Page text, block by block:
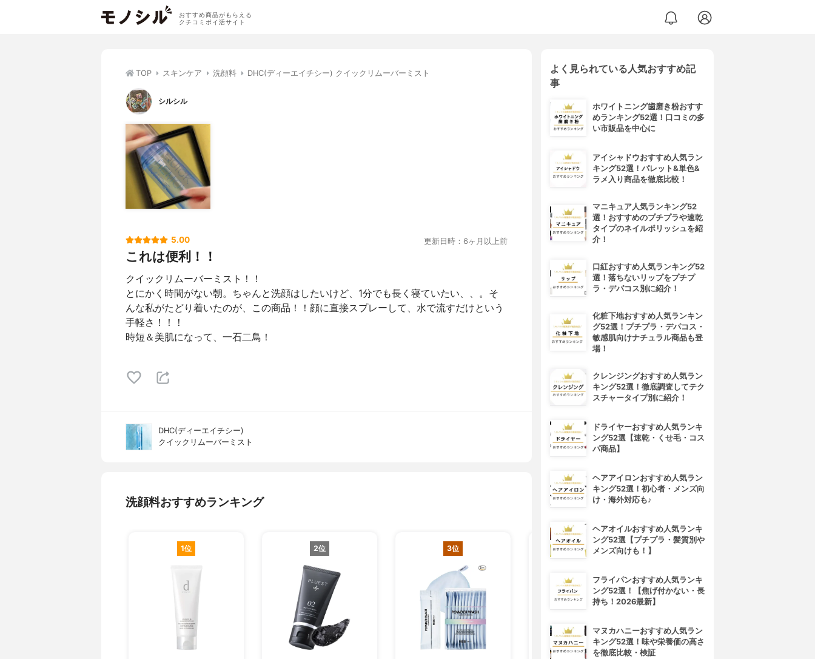
おすすめ商品がもらえる
クチコミポイ活サイト
TOP スキンケア 洗顔料 DHC(ディーエイチシー) クイックリムーバーミスト
シルシル
5.00 更新日時：6ヶ月以上前
これは便利！！
クイックリムーバーミスト！！
とにかく時間がない朝。ちゃんと洗顔はしたいけど、1分でも長く寝ていたい、、。そ
んな私がたどり着いたのが、この商品！！顔に直接スプレーして、水で流すだけという
手軽さ！！！
時短＆美肌になって、一石二鳥！
DHC(ディーエイチシー)
クイックリムーバーミスト
洗顔料おすすめランキング
1位 2位 3位 4位
よく見られている人気おすすめ記
事
ホワイトニング歯磨き粉おすす
めランキング52選！口コミの多
い市販品を中心に
アイシャドウおすすめ人気ラン
キング52選！パレット&単色&
ラメ入り商品を徹底比較！
マニキュア人気ランキング52
選！おすすめのプチプラや速乾
タイプのネイルポリッシュを紹
介！
口紅おすすめ人気ランキング52
選！落ちないリップをプチプ
ラ・デパコス別に紹介！
化粧下地おすすめ人気ランキン
グ52選！プチプラ・デパコス・
敏感肌向けナチュラル商品も登
場！
クレンジングおすすめ人気ラン
キング52選！徹底調査してテク
スチャータイプ別に紹介！
ドライヤーおすすめ人気ランキ
ング52選【速乾・くせ毛・コス
パ商品】
ヘアアイロンおすすめ人気ラン
キング52選！初心者・メンズ向
け・海外対応も♪
ヘアオイルおすすめ人気ランキ
ング52選【プチプラ・髪質別や
メンズ向けも！】
フライパンおすすめ人気ランキ
ング52選！【焦げ付かない・長
持ち！2026最新】
マヌカハニーおすすめ人気ラン
キング52選！味や栄養価の高さ
を徹底比較・検証